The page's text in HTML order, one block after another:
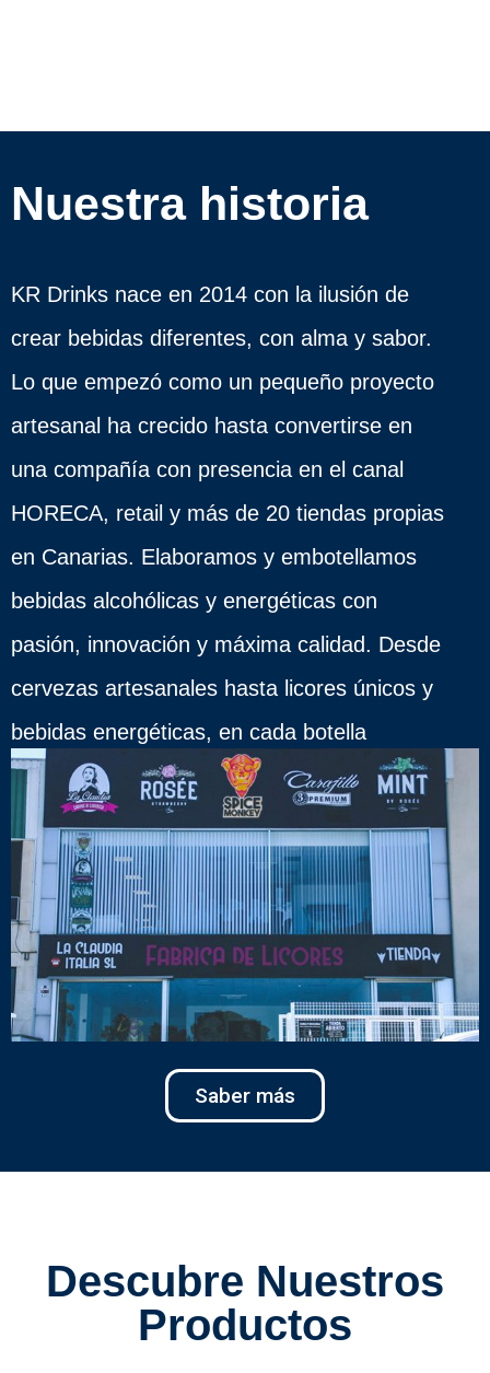
Nuestra historia
KR Drinks nace en 2014 con la ilusión de
crear bebidas diferentes, con alma y sabor.
Lo que empezó como un pequeño proyecto
artesanal ha crecido hasta convertirse en
una compañía con presencia en el canal
HORECA, retail y más de 20 tiendas propias
en Canarias. Elaboramos y embotellamos
bebidas alcohólicas y energéticas con
pasión, innovación y máxima calidad. Desde
cervezas artesanales hasta licores únicos y
bebidas energéticas, en cada botella
encontrarás nuestro compromiso con la
tradición y la innovación.
Saber más
Descubre Nuestros
Productos